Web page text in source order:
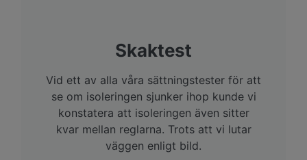
Skaktest
Vid ett av alla våra sättningstester för att
se om isoleringen sjunker ihop kunde vi
konstatera att isoleringen även sitter
kvar mellan reglarna. Trots att vi lutar
väggen enligt bild.